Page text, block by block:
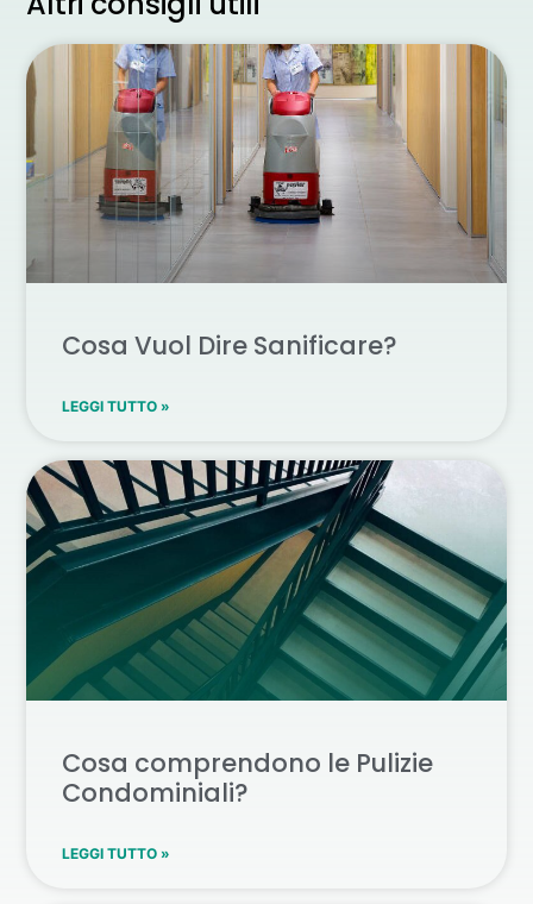
Cosa Vuol Dire Sanificare?
LEGGI TUTTO »
Cosa comprendono le Pulizie
Condominiali?
LEGGI TUTTO »